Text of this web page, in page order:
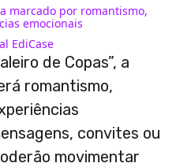
marcado por romantismo,
emocionais
EdiCase
de Copas”, a
romantismo,
convites ou
movimentar